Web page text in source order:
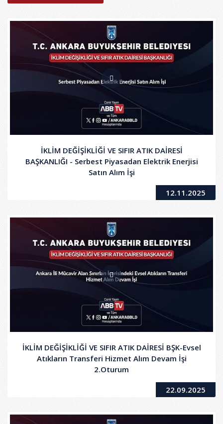
İKLİM DEĞİŞİKLİĞİ VE SIFIR ATIK DAİRESİ
BAŞKANLIĞI - Serbest Piyasadan Elektrik Enerjisi
Satın Alım İşi
12.11.2025
İKLİM DEĞİŞİKLİĞİ VE SIFIR ATIK DAİRESİ BŞK-Evsel
Atıkların Transferi Hizmet Alım Devam İşi
2.Oturum
22.09.2025